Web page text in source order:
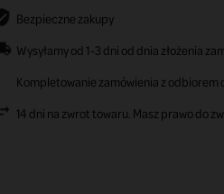
Bezpieczne zakupy
Wysyłamy od 1-3 dni od dnia złożenia
Kompletowanie zamówienia z odbiorem
14 dni na zwrot towaru. Masz prawo do